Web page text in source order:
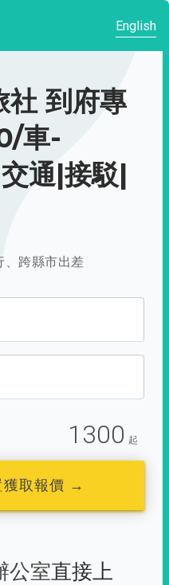
English
社 到府專
車-
通|接駁|
、跨縣市出差
1300 起
獲取報價 →
公室直接上